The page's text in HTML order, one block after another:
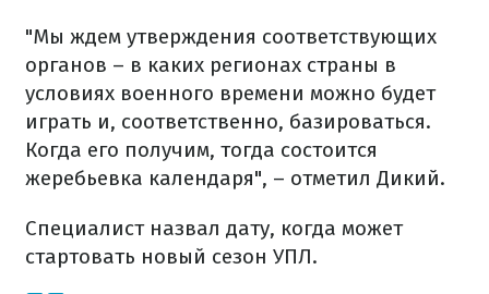
"Мы ждем утверждения соответствующих
органов – в каких регионах страны в
условиях военного времени можно будет
играть и, соответственно, базироваться.
Когда его получим, тогда состоится
жеребьевка календаря", – отметил Дикий.
Специалист назвал дату, когда может
стартовать новый сезон УПЛ.